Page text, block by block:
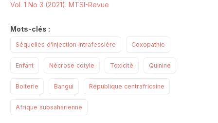
Vol. 1 No 3 (2021): MTSI-Revue
Mots-clés :
Séquelles d’injection intrafessière Coxopathie
Enfant Nécrose cotyle Toxicité Quinine
Boiterie Bangui République centrafricaine
Afrique subsaharienne